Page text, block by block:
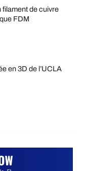
filament de cuivre
FDM
en 3D de l’UCLA